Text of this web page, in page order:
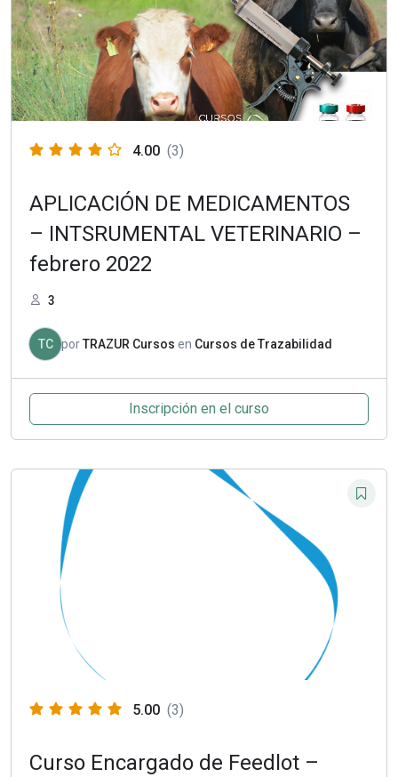
4.00 (3)
APLICACIÓN DE MEDICAMENTOS
– INTSRUMENTAL VETERINARIO –
febrero 2022
3
TC porTRAZUR Cursos en Cursos de Trazabilidad
Inscripción en el curso
5.00 (3)
Curso Encargado de Feedlot –